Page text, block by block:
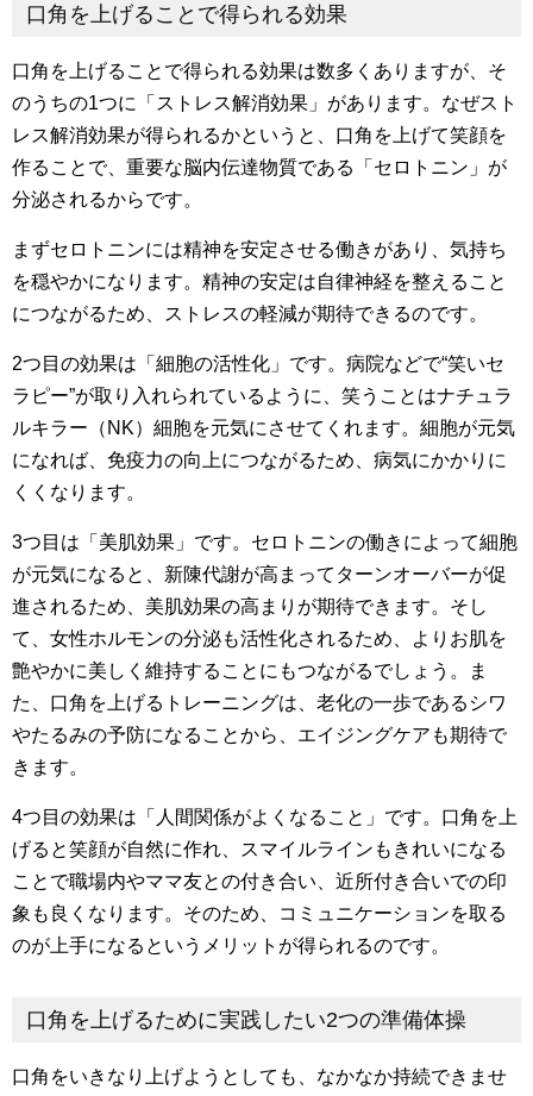
口角を上げることで得られる効果
口角を上げることで得られる効果は数多くありますが、そ
のうちの1つに「ストレス解消効果」があります。なぜスト
レス解消効果が得られるかというと、口角を上げて笑顔を
作ることで、重要な脳内伝達物質である「セロトニン」が
分泌されるからです。
まずセロトニンには精神を安定させる働きがあり、気持ち
を穏やかになります。精神の安定は自律神経を整えること
につながるため、ストレスの軽減が期待できるのです。
2つ目の効果は「細胞の活性化」です。病院などで“笑いセ
ラピー”が取り入れられているように、笑うことはナチュラ
ルキラー（NK）細胞を元気にさせてくれます。細胞が元気
になれば、免疫力の向上につながるため、病気にかかりに
くくなります。
3つ目は「美肌効果」です。セロトニンの働きによって細胞
が元気になると、新陳代謝が高まってターンオーバーが促
進されるため、美肌効果の高まりが期待できます。そし
て、女性ホルモンの分泌も活性化されるため、よりお肌を
艶やかに美しく維持することにもつながるでしょう。ま
た、口角を上げるトレーニングは、老化の一歩であるシワ
やたるみの予防になることから、エイジングケアも期待で
きます。
4つ目の効果は「人間関係がよくなること」です。口角を上
げると笑顔が自然に作れ、スマイルラインもきれいになる
ことで職場内やママ友との付き合い、近所付き合いでの印
象も良くなります。そのため、コミュニケーションを取る
のが上手になるというメリットが得られるのです。
口角を上げるために実践したい2つの準備体操
口角をいきなり上げようとしても、なかなか持続できませ